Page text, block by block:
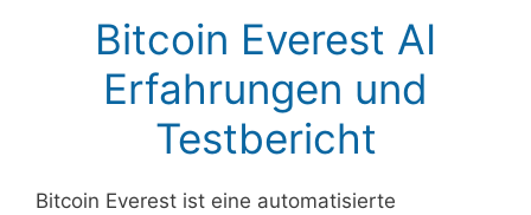
Bitcoin Everest AI
Erfahrungen und
Testbericht
Bitcoin Everest ist eine automatisierte